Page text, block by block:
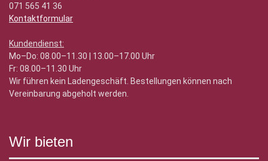
071 565 41 36
Kontaktformular
Kundendienst:
Mo–Do: 08.00–11.30 | 13.00–17.00 Uhr
Fr: 08.00–11.30 Uhr
Wir führen kein Ladengeschäft. Bestellungen können nach
Vereinbarung abgeholt werden.
Wir bieten